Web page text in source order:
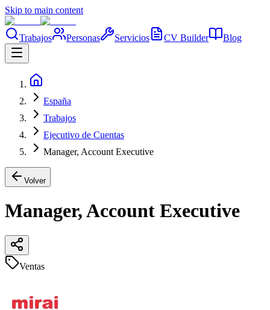
Skip to main content
Trabajos Personas Servicios CV Builder Blog
España
Trabajos
Ejecutivo de Cuentas
Manager, Account Executive
Volver
Manager, Account Executive
Ventas